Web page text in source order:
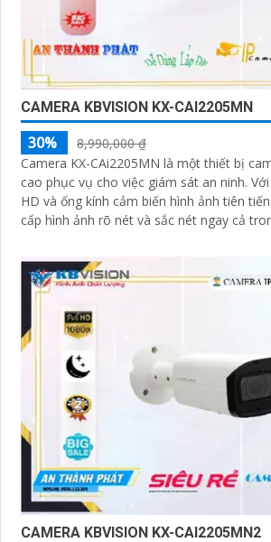
CAMERA KBVISION KX-CAI2205MN
30%
8,990,000 ₫
Camera KX-CAi2205MN là một thiết bị
cao phục vụ cho việc giám sát an ninh. Với độ phân giải Full
HD và ống kính cảm biến hình ảnh tiên
cấp hình ảnh rõ nét và sắc nét ngay cả
CAMERA KBVISION KX-CAI2205MN2